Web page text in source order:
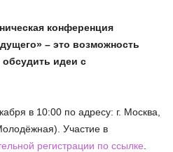
конференция
– это возможность
обсудить идеи с
в 10:00 по адресу: г. Москва,
Участие в
регистрации по ссылке